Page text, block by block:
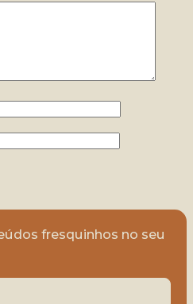
fresquinhos no seu